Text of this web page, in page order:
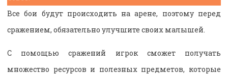
Все бои будут происходить на арене, поэтому перед
сражением, обязательно улучшите своих малышей.
С помощью сражений игрок сможет получать
множество ресурсов и полезных предметов, которые